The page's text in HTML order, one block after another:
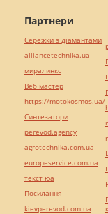
Партнери
Сережки з діамантами
alliancetechnika.ua
миралинкс
Веб мастер
https://motokosmos.ua/
Синтезатори
perevod.agency
agrotechnika.com.ua
europeservice.com.ua
текст юа
Посилання
kievperevod.com.ua